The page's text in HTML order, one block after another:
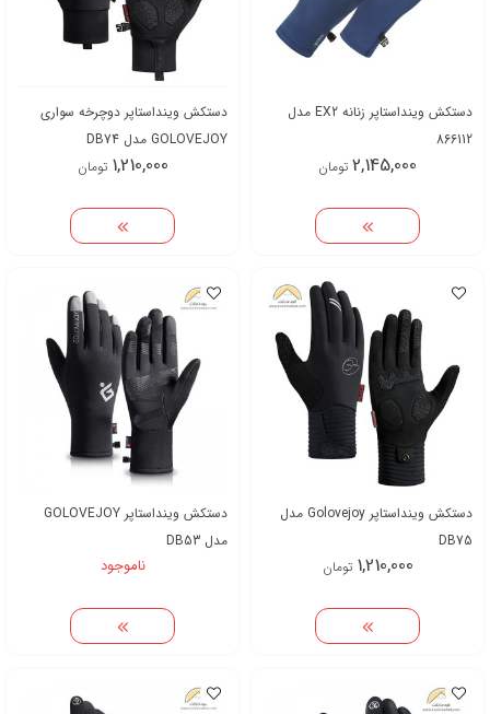
دستکش وینداستاپر زنانه EX2 مدل
866112
2,145,000 تومان
دستکش وینداستاپر دوچرخه سواری
GOLOVEJOY مدل DB74
1,210,000 تومان
دستکش وینداستاپر Golovejoy مدل
DB75
1,210,000 تومان
دستکش وینداستاپر GOLOVEJOY
مدل DB53
ناموجود